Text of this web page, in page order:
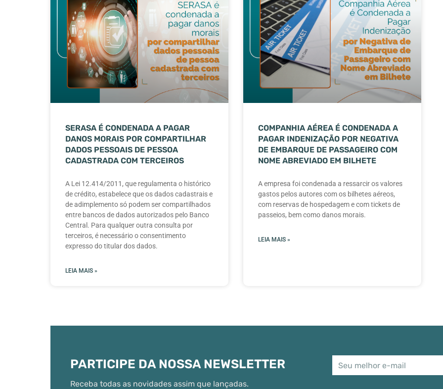
SERASA É CONDENADA A PAGAR
DANOS MORAIS POR COMPARTILHAR
DADOS PESSOAIS DE PESSOA
CADASTRADA COM TERCEIROS
A Lei 12.414/2011, que regulamenta o histórico
de crédito, estabelece que os dados cadastrais e
de adimplemento só podem ser compartilhados
entre bancos de dados autorizados pelo Banco
Central. Para qualquer outra consulta por
terceiros, é necessário o consentimento
expresso do titular dos dados.
LEIA MAIS »
COMPANHIA AÉREA É CONDENADA A
PAGAR INDENIZAÇÃO POR NEGATIVA
DE EMBARQUE DE PASSAGEIRO COM
NOME ABREVIADO EM BILHETE
A empresa foi condenada a ressarcir os valores
gastos pelos autores com os bilhetes aéreos,
com reservas de hospedagem e com tickets de
passeios, bem como danos morais.
LEIA MAIS »
PARTICIPE DA NOSSA NEWSLETTER
Receba todas as novidades assim que lançadas.